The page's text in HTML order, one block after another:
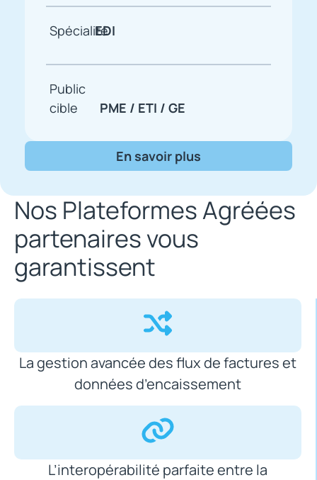
Spécialité
EDI
Public
cible
PME / ETI / GE
En savoir plus
Nos Plateformes Agréées
partenaires vous
garantissent
La gestion avancée des flux de factures et
données d’encaissement
L’interopérabilité parfaite entre la